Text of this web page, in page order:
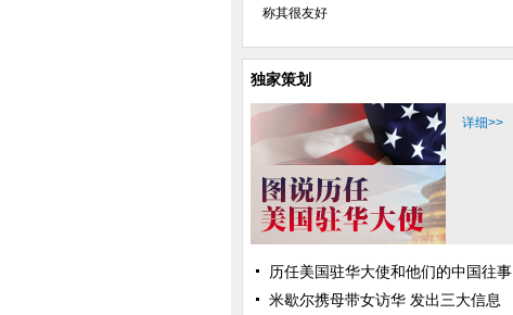
称其很友好
独家策划
详细>>
历任美国驻华大使和他们的中国往事
米歇尔携母带女访华 发出三大信息